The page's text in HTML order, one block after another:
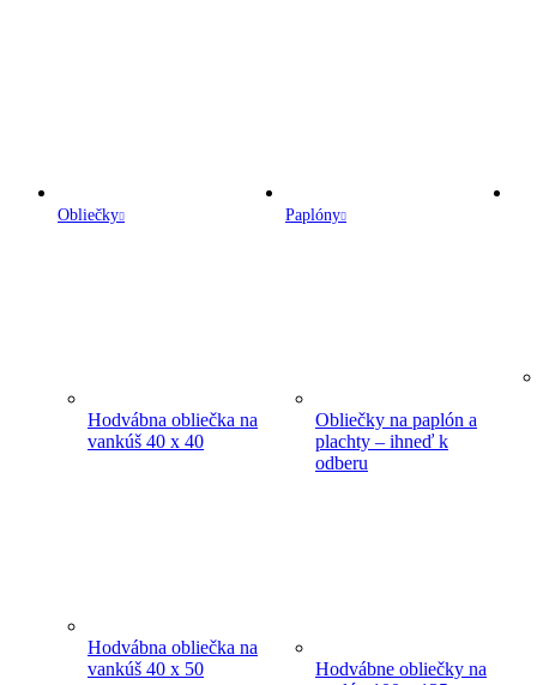
Obliečky
Hodvábna obliečka na
vankúš 40 x 40
Hodvábna obliečka na
vankúš 40 x 50
Paplóny
Obliečky na paplón a
plachty – ihneď k
odberu
Hodvábne obliečky na